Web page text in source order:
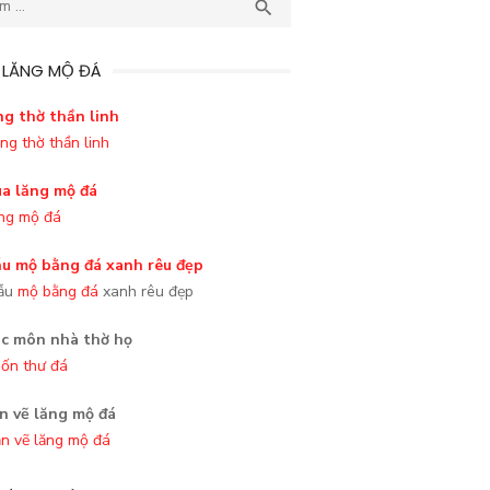

MỘ ĐÁ
thờ thần linh
mộ đá
mộ bằng đá xanh rêu đẹp
thư đá
vẽ lăng mộ đá